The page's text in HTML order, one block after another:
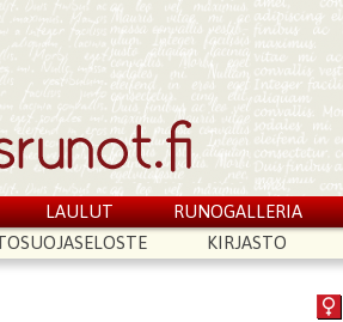
LAULUT
RUNOGALLERIA
KIRJASTO